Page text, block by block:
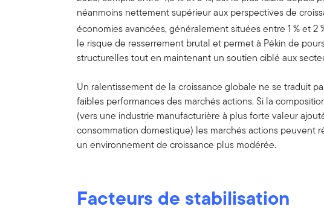
néanmoins nettement supérieur aux perspectives de
économies avancées, généralement situées entre 1 % et 2
le risque de resserrement brutal et permet à Pékin de
structurelles tout en maintenant un soutien ciblé aux
Un ralentissement de la croissance globale ne se traduit
faibles performances des marchés actions. Si la
(vers une industrie manufacturière à plus forte valeur
consommation domestique) les marchés actions peuvent
un environnement de croissance plus modérée.
Facteurs de stabilisation